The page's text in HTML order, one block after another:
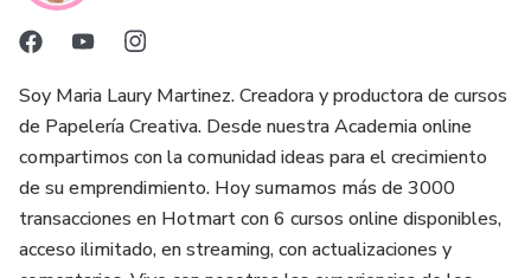
Soy Maria Laury Martinez. Creadora y productora de cursos
de Papelería Creativa. Desde nuestra Academia online
compartimos con la comunidad ideas para el crecimiento
de su emprendimiento. Hoy sumamos más de 3000
transacciones en Hotmart con 6 cursos online disponibles,
acceso ilimitado, en streaming, con actualizaciones y